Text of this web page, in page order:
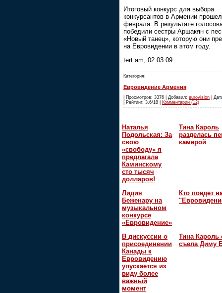
Итоговый конкурс для выбора
конкурсантов в Армении
февраля. В результате
победили сестры Аршакян с
«Новый танец», которую они
на Евровидении в этом году.
tert.am, 02.03.09
Категория:
Евровидение Армения
| Просмотров: 3376 | Добавил: eurovision |
| Рейтинг: 3.6/18 | Комментарии (12)
Наталья
Подольская: За
свою
«свободу» я
предлагала
Каминскому
сто тысяч
долларов!
Тина Кароль
разделась
камерой
Лидия
Беженару на
музыкальном
конкурсе
«Евровидение»
Кто поедет
В дискуссии о
присоединении
Канады к
Евровидению
упускается из
виду более
важный
момент
Тина Кароль
съела Диму